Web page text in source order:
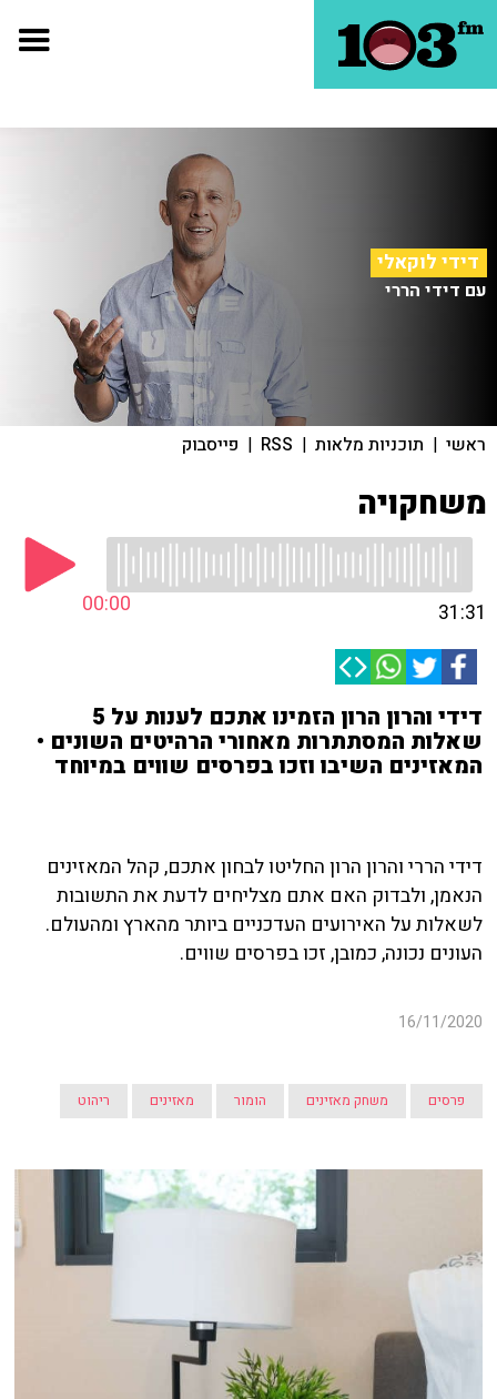
דידי לוקאלי
עם דידי הררי
ראשי | תוכניות מלאות |
RSS
| פייסבוק
משחקויה
00:00 31:31
דידי והרון הרון הזמינו אתכם לענות על 5
שאלות המסתתרות מאחורי הרהיטים השונים •
המאזינים השיבו וזכו בפרסים שווים במיוחד
דידי הררי והרון הרון החליטו לבחון אתכם, קהל המאזינים
הנאמן, ולבדוק האם אתם מצליחים לדעת את התשובות
לשאלות על האירועים העדכניים ביותר מהארץ ומהעולם.
העונים נכונה, כמובן, זכו בפרסים שווים.
16/11/2020
פרסים משחק מאזינים הומור מאזינים ריהוט